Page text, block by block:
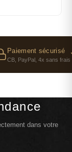
Paiement sécurisé
CB, PayPal, 4x sans frais
dans votre